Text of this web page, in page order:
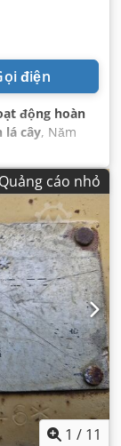
điện
động hoàn
lá cây, Năm
Quảng cáo nhỏ
1 / 11